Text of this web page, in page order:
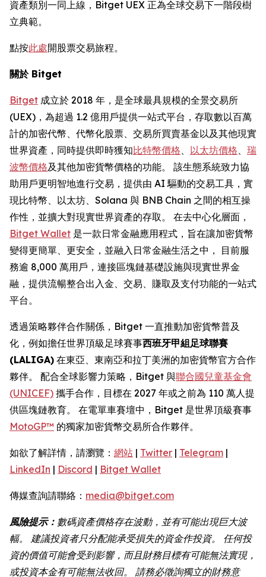
資產類別一同上線，Bitget UEX 正為全球交易下一階段樹
立典範。
點按此處開股票交易旅程。
關於 Bitget
Bitget 成立於 2018 年，是全球最具規模的全景交易所
(UEX)，為超過 1.2 億用戶提供一站式平台，存取數以百萬
計的加密代幣、代幣化股票、交易所買賣基金以及其他現實
世界資產，同時提供即時獲知比特幣價格 以太坊價格
瑞
波幣價格及其他加密貨幣價格的功能。 該生態系統致力協
助用戶更明智地進行交易，提供由 AI 驅動的交易工具，實
現比特幣、以太坊、Solana 與 BNB Chain 之間的相互操
作性，並擴大對現實世界資產的存取。 在去中心化層面，
Bitget Wallet 是一款日常金融應用程式，旨在讓加密貨幣
變得更簡單、更安全，並融入日常金融生活之中， 目前服
務逾 8,000 萬用戶，連接區塊鏈基礎設施與現實世界金
融，提供流暢整合出入金、交易、賺取及支付功能的一站式
平台。
透過策略夥伴合作關係，Bitget 一直推動加密貨幣普及
化，例如擔任世界頂級足球賽事西班牙甲組足球聯賽
(LALIGA) 在東亞、東南亞和拉丁美洲的加密貨幣官方合作
夥伴。 配合全球影響力策略，Bitget 與聯合國兒童基金會
(UNICEF) 攜手合作，目標在 2027 年或之前為 110 萬人提
供區塊鏈教育。 在電單車賽壇中，Bitget 是世界頂級賽事
MotoGP™ 的獨家加密貨幣交易所合作夥伴。
如欲了解詳情，請瀏覽： 網站 | Twitter | Telegram |
LinkedIn | Discord | Bitget Wallet
傳媒查詢請聯絡： media@bitget.com
風險提示： 數碼資產價格存在波動，並有可能出現巨大波
幅。 建議投資者只分配能承受損失的資金作投資。 任何投
資的價值可能會受到影響，而且財務目標有可能無法實現，
或投資本金有可能無法收回。 請務必徵詢獨立的財務意